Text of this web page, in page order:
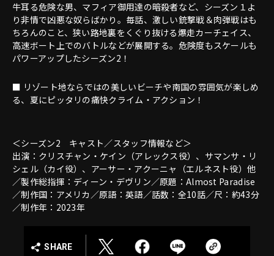
牛耳る危険な男、マフィア御用達の暗殺者など、シーズン１よ
り非情で凶悪な奴らばかり。毎話、激しい銃撃戦＆肉弾戦はも
ちろんのこと、狭い路地裏をくぐり抜ける爆走カーチェイス、
高速ボート上でのバトルなどが展開する。危険度もスケールも
パワーアップしたシーズン2！
■ リゾート地ならではの美しいビーチや南国の雰囲気が楽しめ
る、夏にピッタリの痛快クライム・アクション！
＜シーズン2 キャスト／スタッフ情報など＞
出演：クリスチャン・ケイン（アレックス役）、サマンサ・リ
シェル（カイ役）、アーサー・アクーニャ（エルネスト役）他
／製作総指揮：ディーン・デヴリン／原題：Almost Paradise
／制作国：アメリカ／原語：英語／話数：全10話／尺：約43分
／制作年：2023年
SHARE